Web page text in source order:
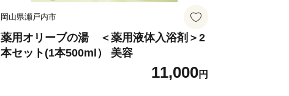
岡山県瀬戸内市
薬用オリーブの湯 ＜薬用液体入浴剤＞2
本セット(1本500ml） 美容
11,000円